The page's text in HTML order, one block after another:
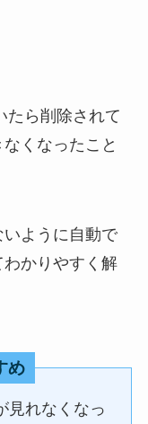
たら削除されて
くなったこと
ように自動で
かりやすく解
め
見れなくなっ